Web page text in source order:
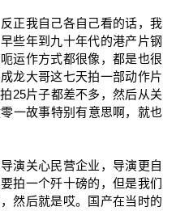
正我自己各自己看的话，我
些年到九十年代的港产片钢
运作方式都很像，都是也很
龙大哥这七天拍一部动作片
25片子都差不多，然后从关
一故事特别有意思啊，就也
演关心民营企业，导演更自
拍一个歼十磅的，但是我们
然后就是哎。国产在当时的